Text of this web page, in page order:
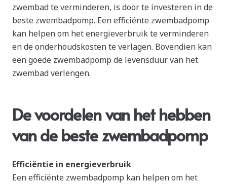
zwembad te verminderen, is door te investeren in de
beste zwembadpomp. Een efficiënte zwembadpomp
kan helpen om het energieverbruik te verminderen
en de onderhoudskosten te verlagen. Bovendien kan
een goede zwembadpomp de levensduur van het
zwembad verlengen.
De voordelen van het hebben
van de beste zwembadpomp
Efficiëntie in energieverbruik
Een efficiënte zwembadpomp kan helpen om het